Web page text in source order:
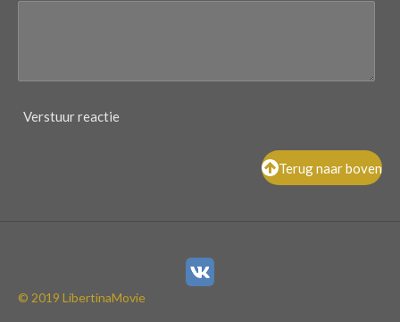
Verstuur reactie
Terug naar boven
© 2019 LibertinaMovie